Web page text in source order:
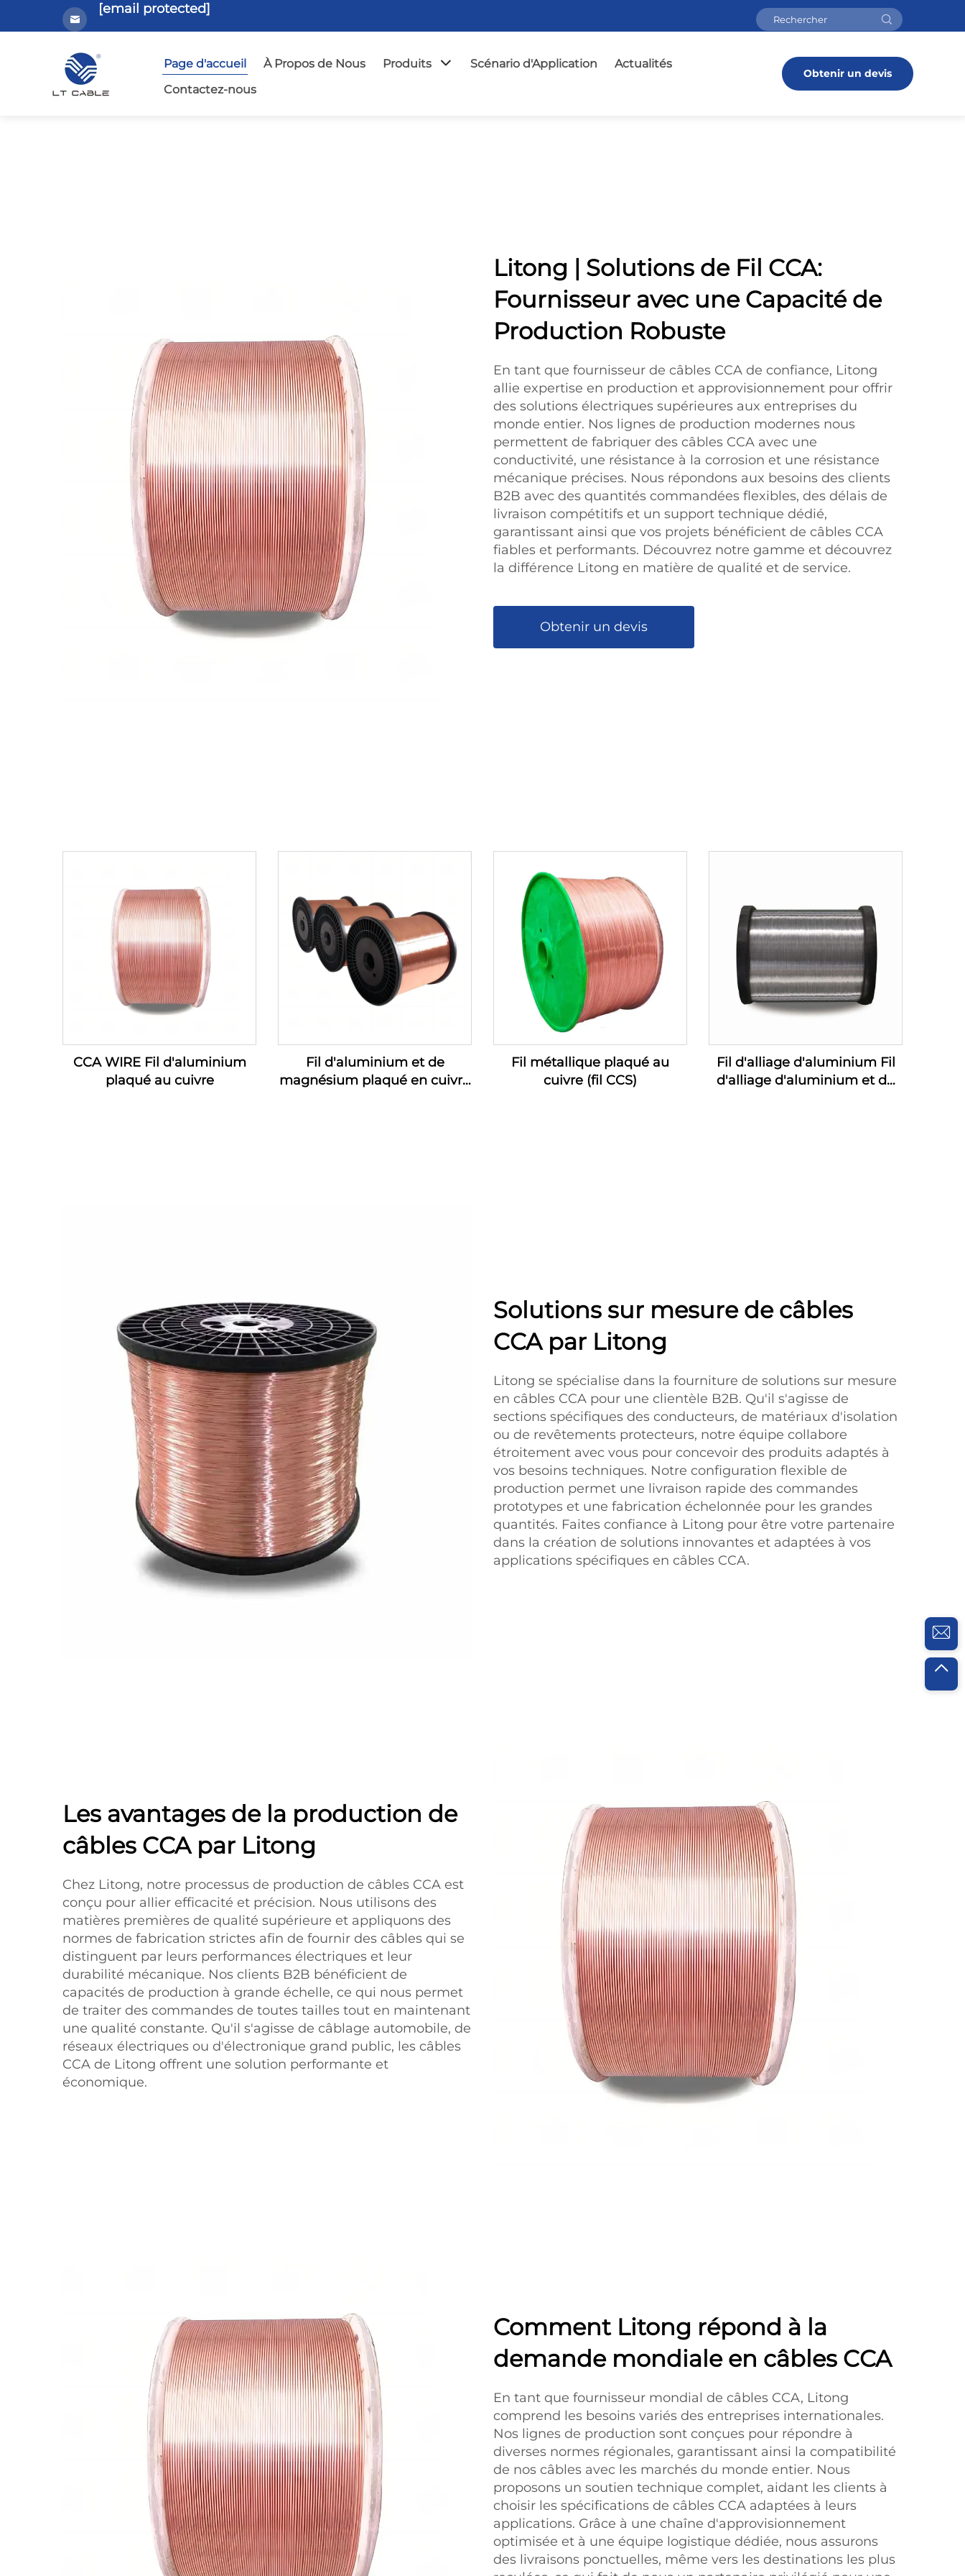
[email protected]
Page d'accueil À Propos de Nous Produits Scénario d'Application
Actualités
Contactez-nous
Obtenir un devis
Litong | Solutions de Fil CCA:
Fournisseur avec une Capacité de
Production Robuste
En tant que fournisseur de câbles CCA de confiance, Litong
allie expertise en production et approvisionnement pour offrir
des solutions électriques supérieures aux entreprises du
monde entier. Nos lignes de production modernes nous
permettent de fabriquer des câbles CCA avec une
conductivité, une résistance à la corrosion et une résistance
mécanique précises. Nous répondons aux besoins des clients
B2B avec des quantités commandées flexibles, des délais de
livraison compétitifs et un support technique dédié,
garantissant ainsi que vos projets bénéficient de câbles CCA
fiables et performants. Découvrez notre gamme et découvrez
la différence Litong en matière de qualité et de service.
Obtenir un devis
CCA WIRE Fil d'aluminium
plaqué au cuivre
Fil d'aluminium et de
magnésium plaqué en cuivre
Fil métallique plaqué au
cuivre (fil CCS)
Fil d'alliage d'aluminium Fil
d'alliage d'aluminium et de
Solutions sur mesure de câbles
CCA par Litong
Litong se spécialise dans la fourniture de solutions sur mesure
en câbles CCA pour une clientèle B2B. Qu'il s'agisse de
sections spécifiques des conducteurs, de matériaux d'isolation
ou de revêtements protecteurs, notre équipe collabore
étroitement avec vous pour concevoir des produits adaptés à
vos besoins techniques. Notre configuration flexible de
production permet une livraison rapide des commandes
prototypes et une fabrication échelonnée pour les grandes
quantités. Faites confiance à Litong pour être votre partenaire
dans la création de solutions innovantes et adaptées à vos
applications spécifiques en câbles CCA.
Les avantages de la production de
câbles CCA par Litong
Chez Litong, notre processus de production de câbles CCA est
conçu pour allier efficacité et précision. Nous utilisons des
matières premières de qualité supérieure et appliquons des
normes de fabrication strictes afin de fournir des câbles qui se
distinguent par leurs performances électriques et leur
durabilité mécanique. Nos clients B2B bénéficient de
capacités de production à grande échelle, ce qui nous permet
de traiter des commandes de toutes tailles tout en maintenant
une qualité constante. Qu'il s'agisse de câblage automobile, de
réseaux électriques ou d'électronique grand public, les câbles
CCA de Litong offrent une solution performante et
économique.
Comment Litong répond à la
demande mondiale en câbles CCA
En tant que fournisseur mondial de câbles CCA, Litong
comprend les besoins variés des entreprises internationales.
Nos lignes de production sont conçues pour répondre à
diverses normes régionales, garantissant ainsi la compatibilité
de nos câbles avec les marchés du monde entier. Nous
proposons un soutien technique complet, aidant les clients à
choisir les spécifications de câbles CCA adaptées à leurs
applications. Grâce à une chaîne d'approvisionnement
optimisée et à une équipe logistique dédiée, nous assurons
des livraisons ponctuelles, même vers les destinations les plus